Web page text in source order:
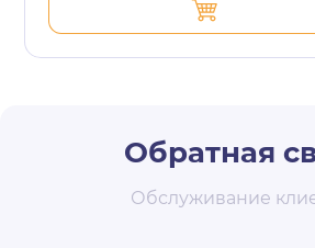
Обратная
Обслуживание